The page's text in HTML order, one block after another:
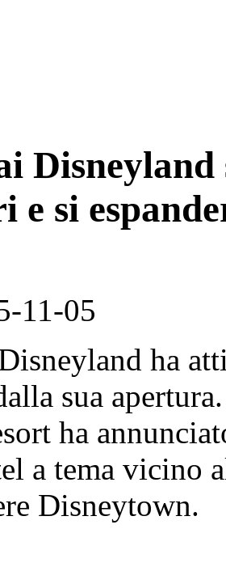
e si
11-05
ha
sua
ha
a tema vicino
Disneytown.